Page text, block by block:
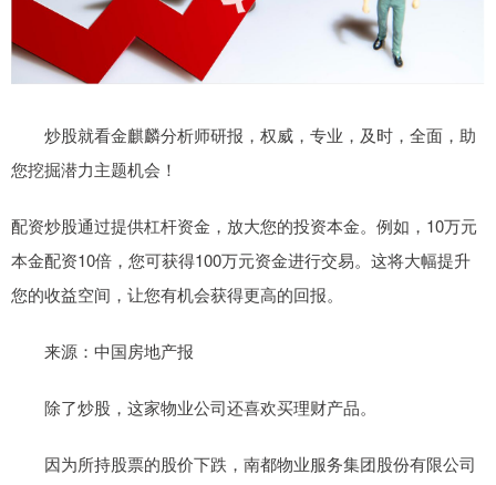
炒股就看金麒麟分析师研报，权威，专业，及时，全面，助
您挖掘潜力主题机会！
配资炒股通过提供杠杆资金，放大您的投资本金。例如，10万元
本金配资10倍，您可获得100万元资金进行交易。这将大幅提升
您的收益空间，让您有机会获得更高的回报。
来源：中国房地产报
除了炒股，这家物业公司还喜欢买理财产品。
因为所持股票的股价下跌，南都物业服务集团股份有限公司